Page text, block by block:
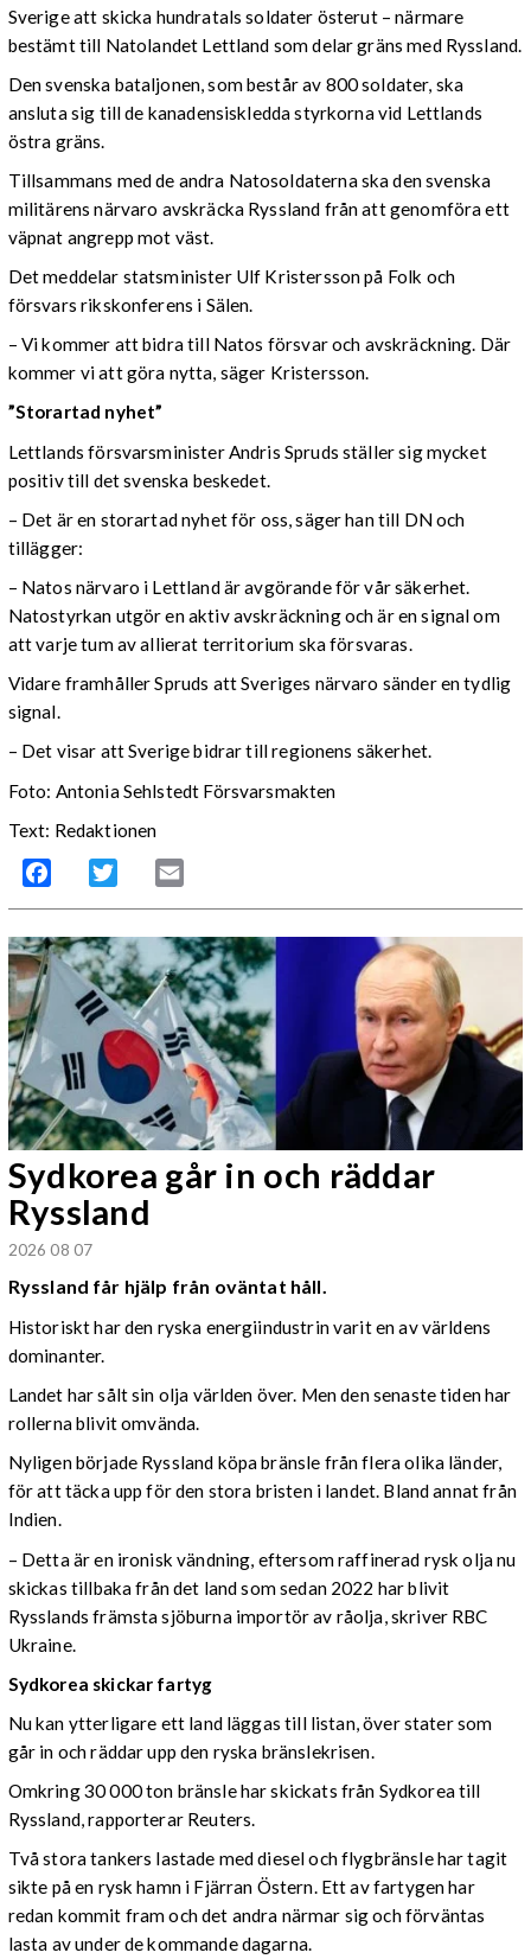
Sverige att skicka hundratals soldater österut – närmare
bestämt till Natolandet Lettland som delar gräns med Ryssland.
Den svenska bataljonen, som består av 800 soldater, ska
ansluta sig till de kanadensiskledda styrkorna vid Lettlands
östra gräns.
Tillsammans med de andra Natosoldaterna ska den svenska
militärens närvaro avskräcka Ryssland från att genomföra ett
väpnat angrepp mot väst.
Det meddelar statsminister Ulf Kristersson på Folk och
försvars rikskonferens i Sälen.
– Vi kommer att bidra till Natos försvar och avskräckning. Där
kommer vi att göra nytta, säger Kristersson.
”Storartad nyhet”
Lettlands försvarsminister Andris Spruds ställer sig mycket
positiv till det svenska beskedet.
– Det är en storartad nyhet för oss, säger han till DN och
tillägger:
– Natos närvaro i Lettland är avgörande för vår säkerhet.
Natostyrkan utgör en aktiv avskräckning och är en signal om
att varje tum av allierat territorium ska försvaras.
Vidare framhåller Spruds att Sveriges närvaro sänder en tydlig
signal.
– Det visar att Sverige bidrar till regionens säkerhet.
Foto: Antonia Sehlstedt Försvarsmakten
Text: Redaktionen
Facebook Twitter
Sydkorea går in och räddar
Ryssland
2026 08 07
Ryssland får hjälp från oväntat håll.
Historiskt har den ryska energiindustrin varit en av världens
dominanter.
Landet har sålt sin olja världen över. Men den senaste tiden har
rollerna blivit omvända.
Nyligen började Ryssland köpa bränsle från flera olika länder,
för att täcka upp för den stora bristen i landet. Bland annat från
Indien.
– Detta är en ironisk vändning, eftersom raffinerad rysk olja nu
skickas tillbaka från det land som sedan 2022 har blivit
Rysslands främsta sjöburna importör av råolja, skriver RBC
Ukraine.
Sydkorea skickar fartyg
Nu kan ytterligare ett land läggas till listan, över stater som
går in och räddar upp den ryska bränslekrisen.
Omkring 30 000 ton bränsle har skickats från Sydkorea till
Ryssland, rapporterar Reuters.
Två stora tankers lastade med diesel och flygbränsle har tagit
sikte på en rysk hamn i Fjärran Östern. Ett av fartygen har
redan kommit fram och det andra närmar sig och förväntas
lasta av under de kommande dagarna.